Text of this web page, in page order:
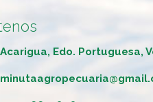
Acarigua, Edo. Portuguesa,